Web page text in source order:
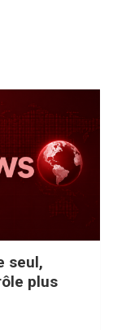
seul,
plus